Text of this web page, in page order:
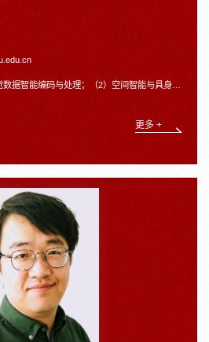
据智能编码与处理；（2）空间智能与具身智能。
更多 +